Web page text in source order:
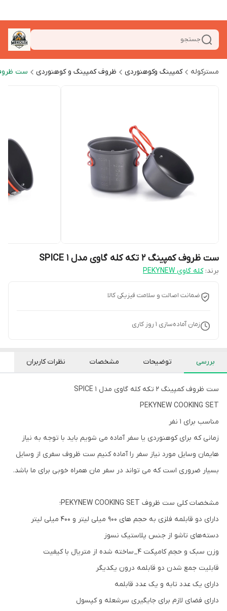
جستجو
مسترکوله کمپینگ وکوهنوردی ظروف کمپینگ و کوهنوردی ست
ست ظروف کمپینگ ۲ تکه کله گاوی مدل SPICE 1
برند: کله گاوی PEKYNEW
ضمانت اصالت و سلامت فیزیکی کالا
زمان آماده‌سازی 1 روز کاری
بررسی توضیحات مشخصات نظرات کاربران
ست ظروف کمپینگ ۲ تکه کله گاوی مدل SPICE 1
PEKYNEW COOKING SET
مناسب برای ۱ نفر
زمانی که برای کوهنوردی یا سفر آماده می شویم باید با توجه به نیاز
هایمان وسایل مورد نیاز سفر را آماده کنیم ست ظروف سفری از وسایل
بسیار ضروری است که می تواند در سفر مان همراه خوبی برای ما باشد.
مشخصات کلی ست ظروف PEKYNEW COOKING SET؛
دارای دو قابلمه فلزی به حجم های 900 میلی لیتر و 400 میلی لیتر
دسته‌های تاشو از جنس پلاستیک نسوز
وزن سبک و حجم کامپکت ۴_ساخته شده از متریال با کیفیت
قابلیت جمع شدن دو قابلمه درون یکدیگر
دارای یک عدد تابه و یک عدد قابلمه
دارای فضای لازم برای جایگیری سرشعله و کپسول